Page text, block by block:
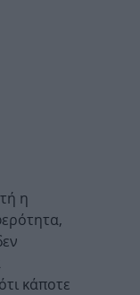
η
κάποτε